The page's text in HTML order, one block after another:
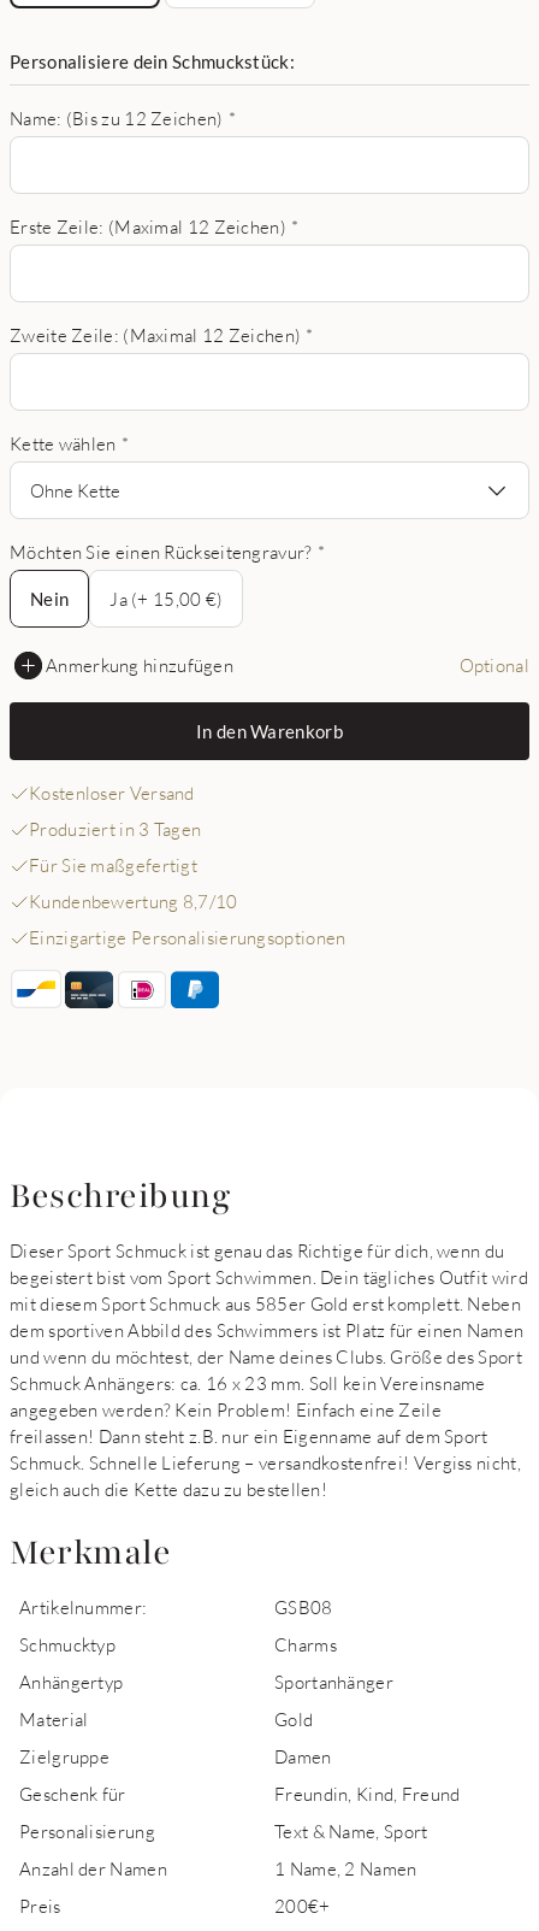
Personalisiere dein Schmuckstück:
Name: (Bis zu 12 Zeichen) *
Erste Zeile: (Maximal 12 Zeichen) *
Zweite Zeile: (Maximal 12 Zeichen) *
Kette wählen *
Ohne Kette
Möchten Sie einen Rückseitengravur? *
Nein
Nein
Ja (+ 15,00 €)
Anmerkung hinzufügen Optional
In den Warenkorb
Kostenloser Versand
Produziert in 3 Tagen
Für Sie maßgefertigt
Kundenbewertung 8,7/10
Einzigartige Personalisierungsoptionen
Beschreibung
Dieser Sport Schmuck ist genau das Richtige für dich, wenn du
begeistert bist vom Sport Schwimmen. Dein tägliches Outfit wird
mit diesem Sport Schmuck aus 585er Gold erst komplett. Neben
dem sportiven Abbild des Schwimmers ist Platz für einen Namen
und wenn du möchtest, der Name deines Clubs. Größe des Sport
Schmuck Anhängers: ca. 16 x 23 mm. Soll kein Vereinsname
angegeben werden? Kein Problem! Einfach eine Zeile
freilassen! Dann steht z.B. nur ein Eigenname auf dem Sport
Schmuck. Schnelle Lieferung – versandkostenfrei! Vergiss nicht,
gleich auch die Kette dazu zu bestellen!
Merkmale
Artikelnummer:
GSB08
Schmucktyp
Charms
Anhängertyp
Sportanhänger
Material
Gold
Zielgruppe
Damen
Geschenk für
Freundin, Kind, Freund
Personalisierung
Text & Name, Sport
Anzahl der Namen
1 Name, 2 Namen
Preis
200€+